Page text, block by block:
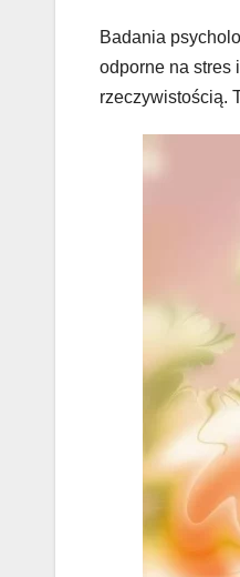
Badania
odporne na stres
rzeczywistością.